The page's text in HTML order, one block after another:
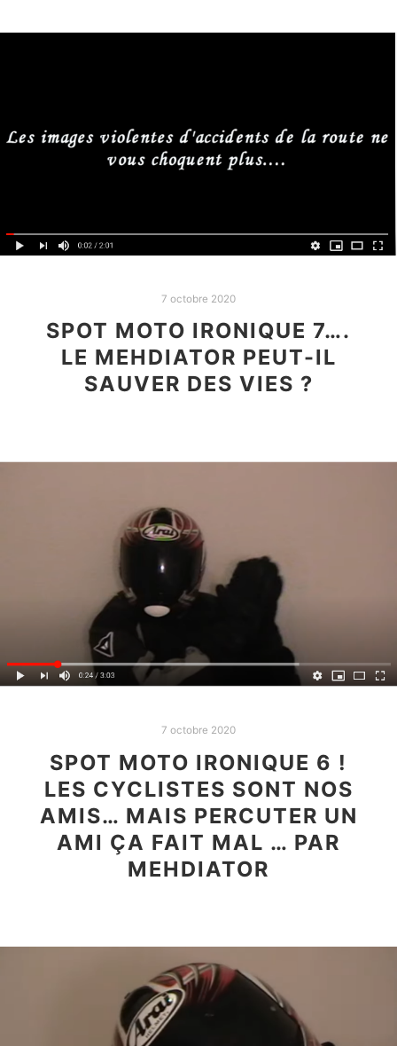
7 octobre 2020
SPOT MOTO IRONIQUE 7….
LE MEHDIATOR PEUT-IL
SAUVER DES VIES ?
7 octobre 2020
SPOT MOTO IRONIQUE 6 !
LES CYCLISTES SONT NOS
AMIS… MAIS PERCUTER UN
AMI ÇA FAIT MAL … PAR
MEHDIATOR